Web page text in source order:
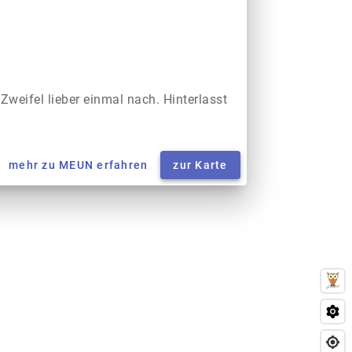
lieber einmal nach. Hinterlasst
mehr zu MEUN erfahren zur Karte